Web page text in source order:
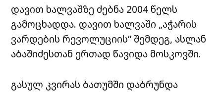
დავით ხალვაშზე ძებნა 2004 წელს
გამოცხადდა. დავით ხალვაში „აჭარის
ვარდების რევოლუციის“ შემდეგ, ასლან
აბაშიძესთან ერთად წავიდა მოსკოვში.
გასულ კვირას ბათუმში დაბრუნდა